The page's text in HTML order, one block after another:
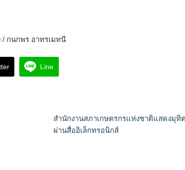
กนกพร อาทรเมทนี
Line
สำนักงานสภาเกษตรกรแห่งชาติแสดงมุ
ผ่านสื่ออิเล็กทรอนิกส์